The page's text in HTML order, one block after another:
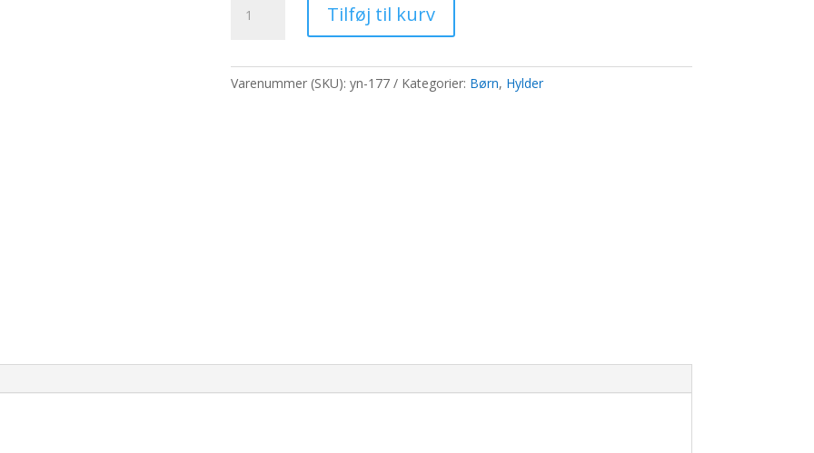
hylde,GREEN
Tilføj til kurv
Varenummer (SKU): yn-177 Kategorier: Børn, Hylder